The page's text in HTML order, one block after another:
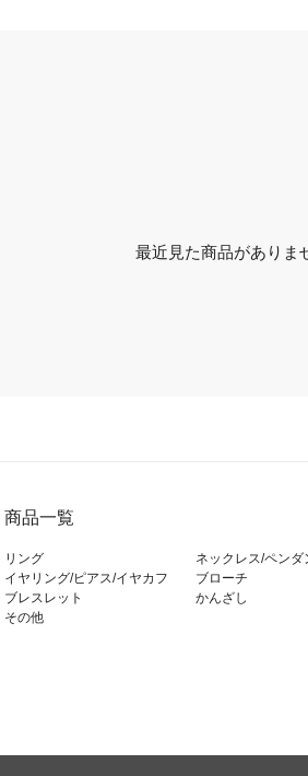
最近見た商品がありま
商品一覧
リング
ネックレス/ペンダ
イヤリング/ピアス/イヤカフ
ブローチ
ブレスレット
かんざし
その他